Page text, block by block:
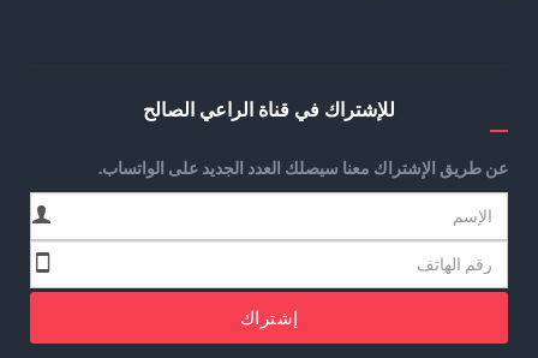
للإشتراك في قناة الراعي الصالح
عن طريق الإشتراك معنا سيصلك العدد الجديد على الواتساب.
إشتراك